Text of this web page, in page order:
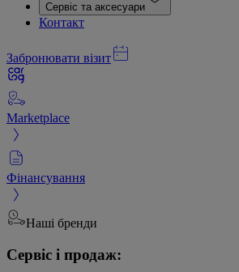
Сервіс та аксесуари
Контакт
Забронювати візит
Marketplace
Фінансування
Наші бренди
Сервіс і продаж: